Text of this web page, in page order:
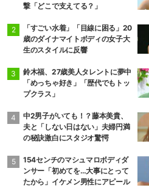
撃「どこで支えてる？」
「すごい水着」「目線に困る」20
歳のダイナマイトボディの女子大
生のスタイルに反響
鈴木福、27歳美人タレントに夢中
「めっちゃ好き」「歴代でもトッ
プクラス」
中2男子がいても！？藤本美貴、
夫と「しない日はない」夫婦円満
の秘訣激白にスタジオ驚愕
154センチのマシュマロボディダ
ンサー「初めてを…大事にとって
たから」イケメン男性にアピール